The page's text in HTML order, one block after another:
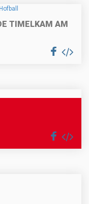
TIMELKAM AM